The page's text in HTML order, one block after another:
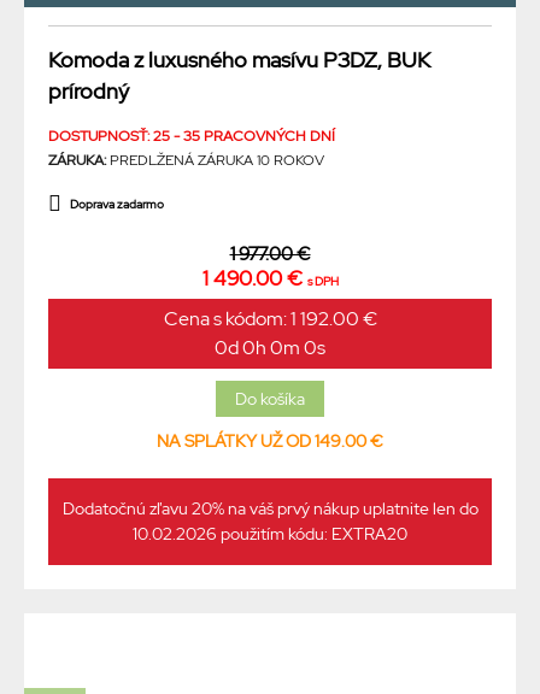
Komoda z luxusného masívu P3DZ, BUK
prírodný
DOSTUPNOSŤ: 25 - 35 PRACOVNÝCH DNÍ
ZÁRUKA:PREDLŽENÁ ZÁRUKA 10 ROKOV
Doprava zadarmo
1 977.00 €
1 490.00 € s DPH
Cena s kódom: 1 192.00 €
0d 0h 0m 0s
NA SPLÁTKY UŽ OD 149.00 €
Dodatočnú zľavu 20% na váš prvý nákup uplatnite len do
10.02.2026 použitím kódu: EXTRA20